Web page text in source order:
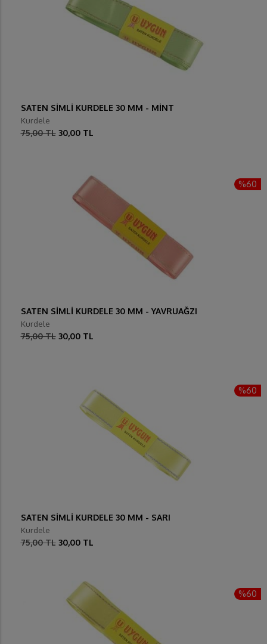
SATEN SİMLİ KURDELE 30 MM - MİNT
Kurdele
75,00 TL 30,00 TL
%60
SATEN SİMLİ KURDELE 30 MM - YAVRUAĞZI
Kurdele
75,00 TL 30,00 TL
%60
SATEN SİMLİ KURDELE 30 MM - SARI
Kurdele
75,00 TL 30,00 TL
%60